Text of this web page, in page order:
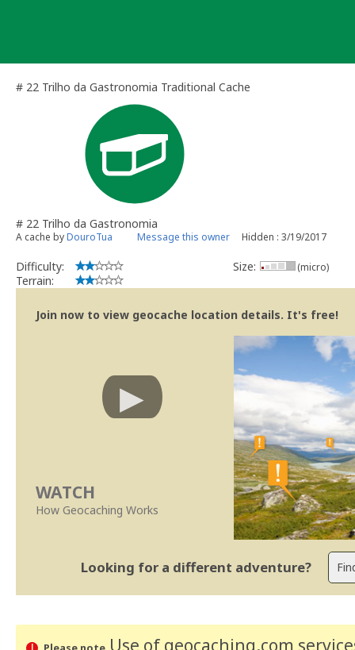
# 22 Trilho da Gastronomia Traditional Cache
# 22 Trilho da Gastronomia
A cache byDouroTua Message this owner Hidden : 3/19/2017
Difficulty:
Terrain:
Size: (micro)
Join now to view geocache location details. It's free!
WATCH
How Geocaching Works
Looking for a different adventure?
Use of geocaching.com